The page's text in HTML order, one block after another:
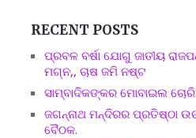
RECENT POSTS
ପ୍ରବଳ ବର୍ଷା ଯୋଗୁ ଜାତୀୟ
ମଗ୍ନ,, ଚାଷ ଜମି ନଷ୍ଟ
ସାମ୍ବାଦିକଙ୍କର ମୋବାଇଲ ଚୋରି
ଜଗନ୍ନାଥ ମନ୍ଦିରର ପ୍ରତିଷ୍ଠା
ବୈଠକ.